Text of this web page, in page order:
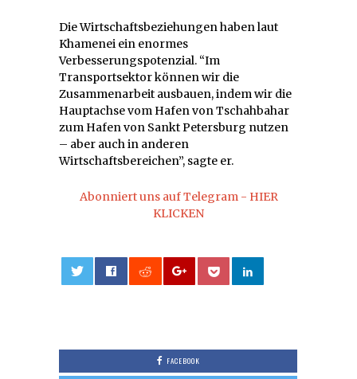
Die Wirtschaftsbeziehungen haben laut
Khamenei ein enormes
Verbesserungspotenzial. “Im
Transportsektor können wir die
Zusammenarbeit ausbauen, indem wir die
Hauptachse vom Hafen von Tschahbahar
zum Hafen von Sankt Petersburg nutzen
– aber auch in anderen
Wirtschaftsbereichen”, sagte er.
Abonniert uns auf Telegram - HIER
KLICKEN
FACEBOOK